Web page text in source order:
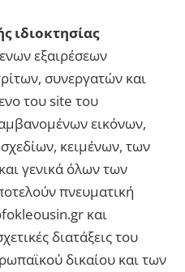
ιδιοκτησίας
εξαιρέσεων
συνεργατών και
του site του
εικόνων,
κειμένων, των
γενικά όλων των
πνευματική
και
διατάξεις του
δικαίου και των